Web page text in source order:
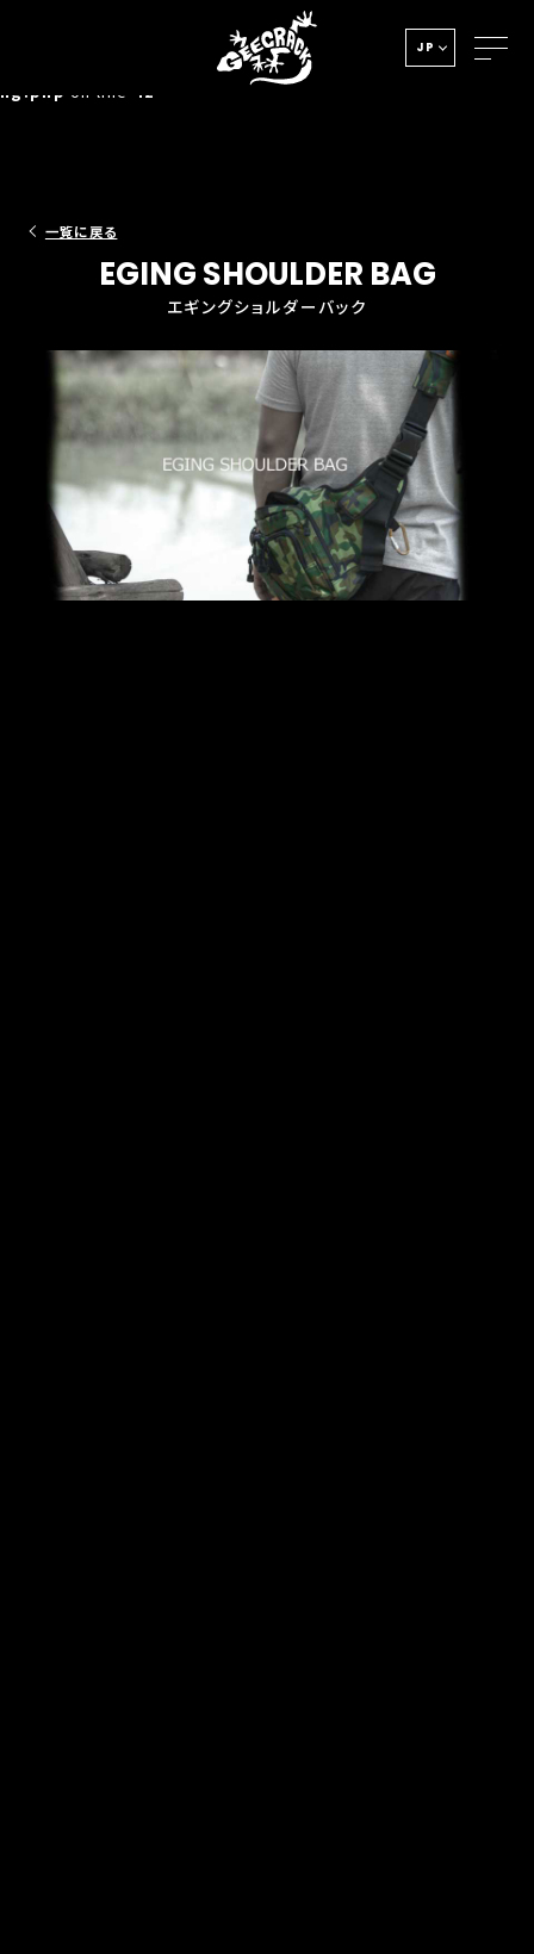
: Undefined index: HTTP_ACCEPT_LANGUAGE in
/home/xs278931/geecrack.com/public_html/app/view/la
ng.php on line 42
JP
一覧に戻る
EGING SHOULDER BAG
エギングショルダーバック